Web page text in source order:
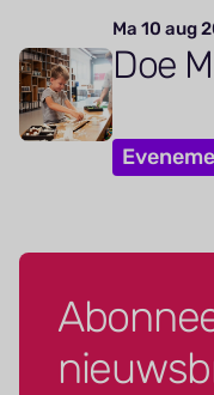
Ma 10 aug
Doe